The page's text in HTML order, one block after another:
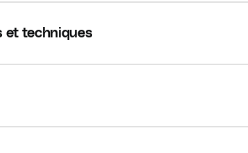
et techniques